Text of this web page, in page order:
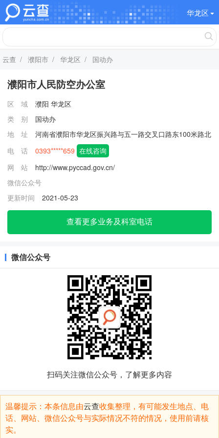
华龙区
云查 / 濮阳市 / 华龙区 / 国动办
濮阳市人民防空办公室
区 域 濮阳 华龙区
类 别
国动办
地 址
河南省濮阳市华龙区振兴路与五一路交叉口路东100米路北
电 话
0393*****659 在线咨询
网 站
http://www.pyccad.gov.cn/
微信公众号
更新时间
2021-05-23
查看更多业务及科室电话
微信公众号
扫码关注微信公众号，了解更多内容
温馨提示：本条信息由云查收集整理，有可能发生地点、电
话、网站、微信公众号与实际情况不符的情况，使用前请核
实。